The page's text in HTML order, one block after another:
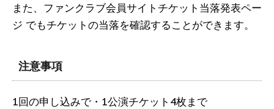
また、ファンクラブ会員サイトチケット当落発表ペー
ジ でもチケットの当落を確認することができます。
注意事項
1回の申し込みで・1公演チケット4枚まで